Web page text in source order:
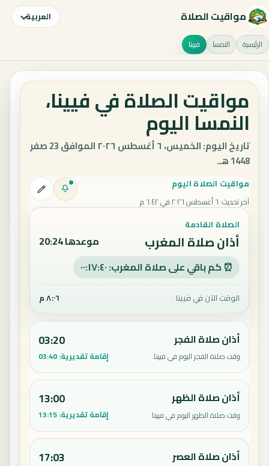
مواقيت الصلاة العربية
الرئيسية النمسا فيينا
مواقيت الصلاة في فيينا،
النمسا اليوم
تاريخ اليوم: الخميس، ٦ أغسطس ٢٠٢٦ الموافق 23 صفر
1448 هـ.
مواقيت الصلاة اليوم
آخر تحديث: ٦ أغسطس ٢٠٢٦ في ٦:٤٢ م
الصلاة القادمة
أذان صلاة المغرب موعدها 20:24
⏰ كم باقي على صلاة المغرب: ٠٠:١٧:٣٩
الوقت الآن في فيينا ٨:٠٦ م
أذان صلاة الفجر
وقت صلاة الفجر اليوم في فيينا.
03:20
إقامة تقديرية:03:40
أذان صلاة الظهر
وقت صلاة الظهر اليوم في فيينا.
13:00
إقامة تقديرية:13:15
أذان صلاة العصر 17:03